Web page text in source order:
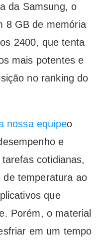
da Samsung, o
8 GB de memória
2400, que tenta
mais potentes e
no ranking do
nossa equipeo
e
cotidianas,
de temperatura ao
que
Porém, o material
em um tempo